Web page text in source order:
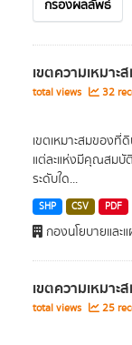
กรองผลลัพธ์
เขตความเหมา
total views
32
เขตเหมาะสมของ
แต่ละแห่งมีคุณสมบัติ
ระดับใด...
SHP CSV PDF
กองนโยบายและ
เขตความเหมา
total views
25